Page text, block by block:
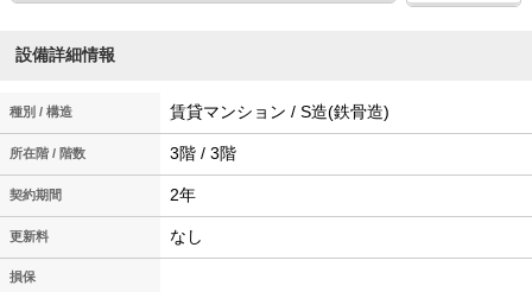
設備詳細情報
種別 / 構造 賃貸マンション / S造(鉄骨造)
所在階 / 階数 3階 / 3階
契約期間 2年
更新料 なし
損保